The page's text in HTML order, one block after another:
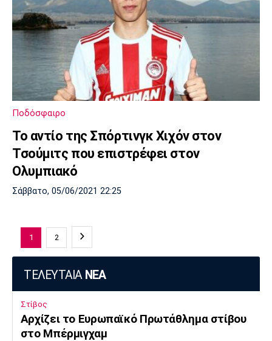
Ποδόσφαιρο
Το αντίο της Σπόρτινγκ Χιχόν στον
Τσούμιτς που επιστρέφει στον
Ολυμπιακό
Σάββατο, 05/06/2021 22:25
1 2
ΤΕΛΕΥΤΑΙΑ ΝΕΑ
Στίβος
Αρχίζει το Ευρωπαϊκό Πρωτάθλημα στίβου
στο Μπέρμιγχαμ